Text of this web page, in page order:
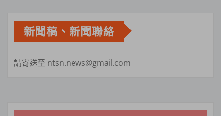
新聞稿、新聞聯絡
請寄送至 ntsn.news@gmail.com